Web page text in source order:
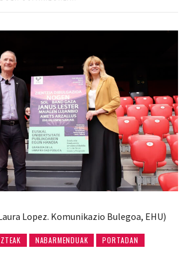
Lopez. Komunikazio Bulegoa, EHU)
NABARMENDUAK PORTADAN